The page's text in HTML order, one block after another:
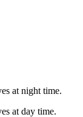
at night time.
at day time.